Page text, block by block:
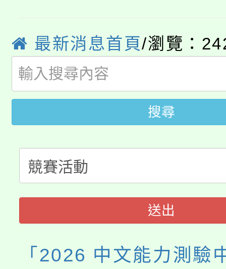
局官網。
8月14至27日，桃園電
開!
115年桃園市運動會8/
田徑場及游泳池舉行。
桃園市低收入戶享有免
視費優惠，中低收入戶
半價優惠，詳情可洽有
者。
大園自造教育及科技
份教師研習
淨零綠生活教案入校路
會
115年食農教育專業人
最新消息首頁/瀏覽：
搜尋
送出
「2026 中文能力測驗